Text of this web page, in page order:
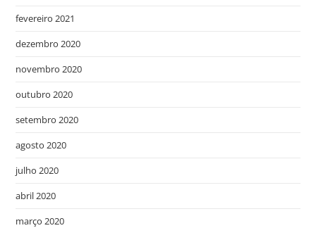
fevereiro 2021
dezembro 2020
novembro 2020
outubro 2020
setembro 2020
agosto 2020
julho 2020
abril 2020
março 2020